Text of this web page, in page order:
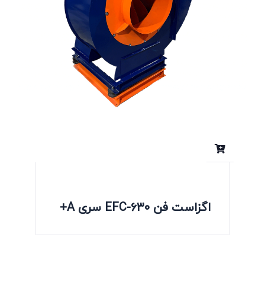
اگزاست فن EFC-630 سری A+